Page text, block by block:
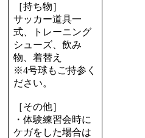
［持ち物］
サッカー道具一
式、トレーニング
シューズ、飲み
物、着替え
※4号球もご持参く
ださい。
［その他］
・体験練習会時に
ケガをした場合は